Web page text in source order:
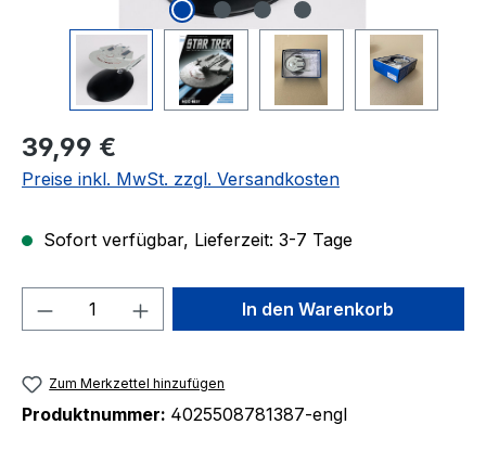
Regulärer Preis:
39,99 €
Preise inkl. MwSt. zzgl. Versandkosten
Sofort verfügbar, Lieferzeit: 3-7 Tage
Produkt Anzahl: Gib denIn den Warenkorb
Zum Merkzettel hinzufügen
Produktnummer: 4025508781387-engl